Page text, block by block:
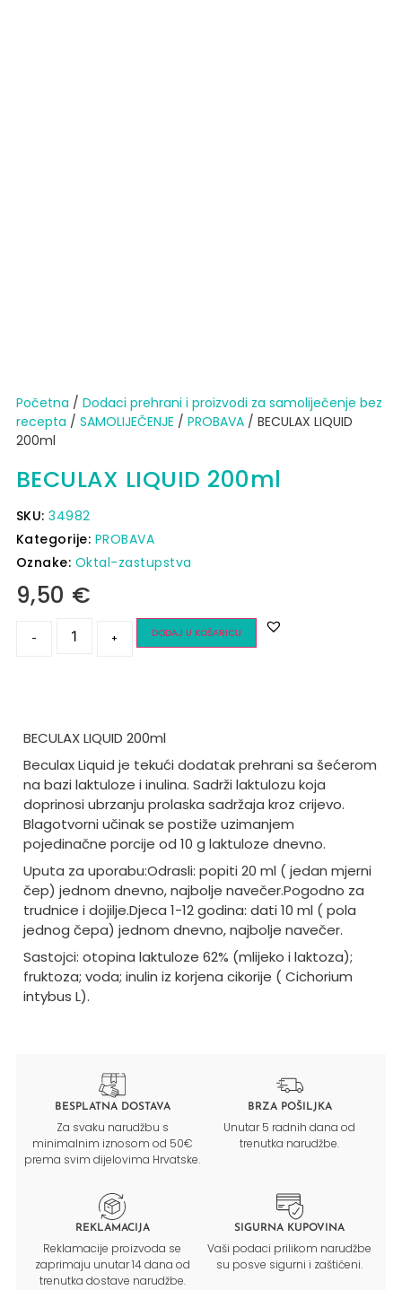
Početna / Dodaci prehrani i proizvodi za samoliječenje bez
recepta / SAMOLIJEČENJE / PROBAVA/ BECULAX LIQUID
200ml
BECULAX LIQUID 200ml
SKU:34982
Kategorije: PROBAVA
Oznake: Oktal-zastupstva
9,50 €
- + DODAJ U KOŠARICU
BECULAX LIQUID 200ml
Beculax Liquid je tekući dodatak prehrani sa šećerom
na bazi laktuloze i inulina. Sadrži laktulozu koja
doprinosi ubrzanju prolaska sadržaja kroz crijevo.
Blagotvorni učinak se postiže uzimanjem
pojedinačne porcije od 10 g laktuloze dnevno.
Uputa za uporabu:Odrasli: popiti 20 ml ( jedan mjerni
čep) jednom dnevno, najbolje navečer.Pogodno za
trudnice i dojilje.Djeca 1-12 godina: dati 10 ml ( pola
jednog čepa) jednom dnevno, najbolje navečer.
Sastojci: otopina laktuloze 62% (mlijeko i laktoza);
fruktoza; voda; inulin iz korjena cikorije ( Cichorium
intybus L).
BESPLATNA DOSTAVA
Za svaku narudžbu s
minimalnim iznosom od 50€
prema svim dijelovima Hrvatske.
BRZA POŠILJKA
Unutar 5 radnih dana od
trenutka narudžbe.
REKLAMACIJA
Reklamacije proizvoda se
zaprimaju unutar 14 dana od
trenutka dostave narudžbe.
SIGURNA KUPOVINA
Vaši podaci prilikom narudžbe
su posve sigurni i zaštićeni.